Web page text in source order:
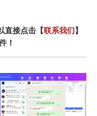
直接点击【联系我们 】
！